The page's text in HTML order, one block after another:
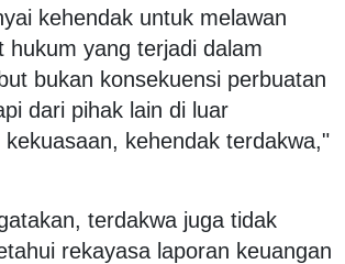
kehendak untuk melawan
hukum yang terjadi dalam
bukan konsekuensi perbuatan
dari pihak lain di luar
kekuasaan, kehendak terdakwa,"
terdakwa juga tidak
rekayasa laporan keuangan